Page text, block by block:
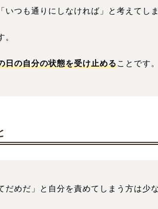
つも通りにしなければ」と考えてしま
日の自分の状態を受け止めることです。
めだ」と自分を責めてしまう方は少な